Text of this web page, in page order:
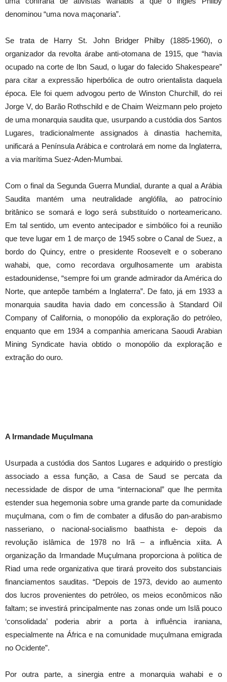
denominou “uma nova maçonaria”.
Se trata de Harry St. John Bridger Philby (1885-1960), o
organizador da revolta árabe anti-otomana de 1915, que “havia
ocupado na corte de Ibn Saud, o lugar do falecido Shakespeare”
para citar a expressão hiperbólica de outro orientalista daquela
época. Ele foi quem advogou perto de Winston Churchill, do rei
Jorge V, do Barão Rothschild e de Chaim Weizmann pelo projeto
de uma monarquia saudita que, usurpando a custódia dos Santos
Lugares, tradicionalmente assignados à dinastia hachemita,
unificará a Península Arábica e controlará em nome da Inglaterra,
a via marítima Suez-Aden-Mumbai.
Com o final da Segunda Guerra Mundial, durante a qual a Arábia
Saudita mantém uma neutralidade anglófila, ao patrocínio
britânico se somará e logo será substituído o norteamericano.
Em tal sentido, um evento antecipador e simbólico foi a reunião
que teve lugar em 1 de março de 1945 sobre o Canal de Suez, a
bordo do Quincy, entre o presidente Roosevelt e o soberano
wahabi, que, como recordava orgulhosamente um arabista
estadounidense, “sempre foi um grande admirador da América do
Norte, que antepõe também a Inglaterra”. De fato, já em 1933 a
monarquia saudita havia dado em concessão à Standard Oil
Company of California, o monopólio da exploração do petróleo,
enquanto que em 1934 a companhia americana Saoudi Arabian
Mining Syndicate havia obtido o monopólio da exploração e
extração do ouro.
A Irmandade Muçulmana
Usurpada a custódia dos Santos Lugares e adquirido o prestígio
associado a essa função, a Casa de Saud se percata da
necessidade de dispor de uma “internacional” que lhe permita
estender sua hegemonia sobre uma grande parte da comunidade
muçulmana, com o fim de combater a difusão do pan-arabismo
nasseriano, o nacional-socialismo baathista e- depois da
revolução islâmica de 1978 no Irã – a influência xiita. A
organização da Irmandade Muçulmana proporciona à política de
Riad uma rede organizativa que tirará proveito dos substanciais
financiamentos sauditas. “Depois de 1973, devido ao aumento
dos lucros provenientes do petróleo, os meios econômicos não
faltam; se investirá principalmente nas zonas onde um Islã pouco
‘consolidada’ poderia abrir a porta à influência iraniana,
especialmente na África e na comunidade muçulmana emigrada
no Ocidente”.
Por outra parte, a sinergia entre a monarquia wahabi e o